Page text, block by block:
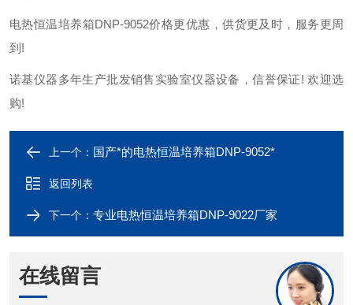
电热恒温培养箱DNP-9052价格更优惠，供货更及时，服务更周
到!
诺基仪器多年生产批发销售实验室仪器设备，信誉保证! 欢迎选
购!
上一个： 国产*的电热恒温培养箱DNP-9052*
返回列表
下一个： 专业电热恒温培养箱DNP-9022厂家
在线留言